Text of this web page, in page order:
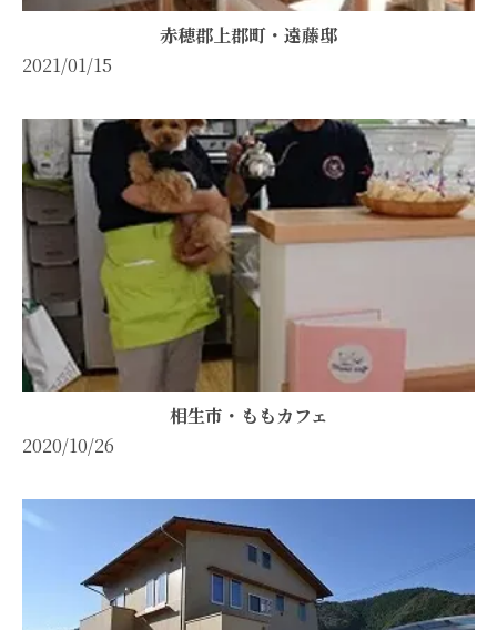
赤穂郡上郡町・遠藤邸
2021/01/15
相生市・ももカフェ
2020/10/26